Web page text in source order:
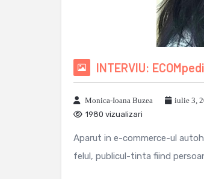
INTERVIU:
Monica-Ioana Buzea iulie 3,
1980 vizualizari
Aparut in e-commerce-ul
felul, publicul-tinta fiind